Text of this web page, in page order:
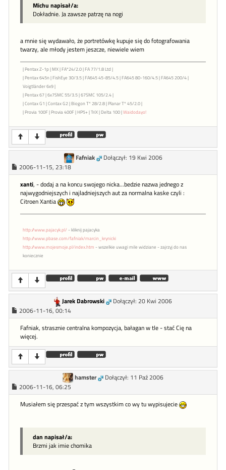
Michu napisał/a:
Dokładnie. Ja zawsze patrzę na nogi
a mnie się wydawało, że portretówkę kupuje się do fotografowania
twarzy, ale młody jestem jeszcze, niewiele wiem
| Pentax Z-1p | MX | FA*24/2.0 | FA 77/1.8 Ltd |
| Pentax 645n | FishEye 30/3.5 | FA645 45-85/4.5 | FA645 80-160/4.5 | FA645 200/4 |
Voigtländer 6x9 |
| Pentax 67 | 6x7SMC 55/3.5 | 67SMC 105/2.4 |
| Contax G1 | Contax G2 | Biogon T* 28/2.8 | Planar T* 45/2.0 |
| Provia 100F | Provia 400F | HP5+ | TriX | Delta 100 |Waidodayo!
Fafniak
Dołączył: 19 Kwi 2006
2006-11-15, 23:18
xanti, - dodaj a na koncu swojego nicka...bedzie nazwa jednego z
najwygodniejszych i najladniejszych aut za normalna kaske czyli :
Citroen Xantia
http://www.pajacyk.pl/ - kliknij pajacyka
http://www.pbase.com/fafniak/marcin_krynicki
http://www.mojesmoje.pl/index.htm - wszelkie uwagi mile widziane - zajrzyj do nas
koniecznie
Jarek Dabrowski
Dołączył: 20 Kwi 2006
2006-11-16, 00:14
Fafniak, strasznie centralna kompozycja, bałagan w tle - stać Cię na
więcej.
hamster
Dołączył: 11 Paź 2006
2006-11-16, 06:25
Musiałem się przespać z tym wszystkim co wy tu wypisujecie
dan napisał/a:
Brzmi jak imie chomika